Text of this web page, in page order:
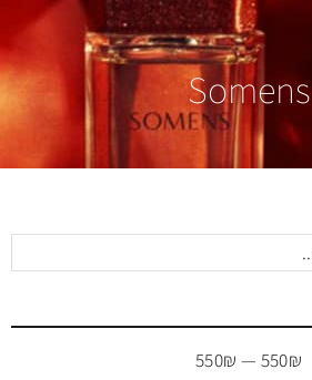
Somens
550₪
—
550₪